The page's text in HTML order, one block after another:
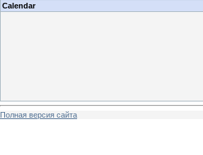
Calendar
Полная версия сайта